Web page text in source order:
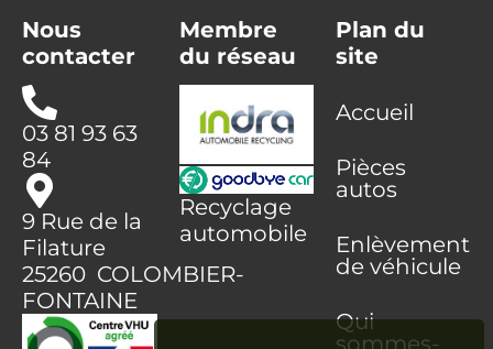
Nous
contacter
03 81 93 63
84
9 Rue de la
Filature
25260 COLOMBIER-
FONTAINE
Membre
du réseau
Recyclage
automobile
Plan du
site
Accueil
Pièces
autos
Enlèvement
de véhicule
Qui
sommes-